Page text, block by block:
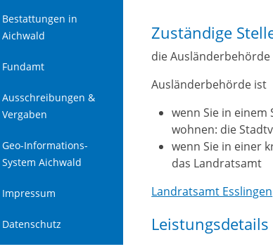
Bestattungen in
Aichwald
Fundamt
Ausschreibungen &
Vergaben
Geo-Informations-
System Aichwald
Impressum
Datenschutz
Zuständige
die Ausländerbehörde
Ausländerbehörde ist
wenn Sie in
wohnen: die
wenn Sie in einer
das Landratsamt
Landratsamt Esslingen
Leistungsdetails